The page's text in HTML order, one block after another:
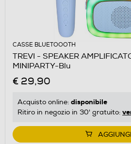
CASSE BLUETOOOTH
TREVI - SPEAKER
MINIPARTY-Blu
€ 29,90
Acquisto online: disponibile
Ritiro in negozio in 30' gratuito:
AGGIUNGI